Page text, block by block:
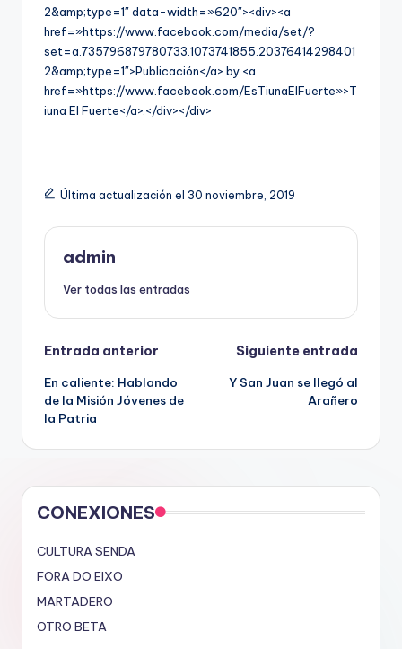
2&amp;type=1″ data-width=»620″><div><a
href=»https://www.facebook.com/media/set/?
set=a.735796879780733.1073741855.20376414298401
2&amp;type=1″>Publicación</a> by <a
href=»https://www.facebook.com/EsTiunaElFuerte»>T
iuna El Fuerte</a>.</div></div>
Última actualización el 30 noviembre, 2019
admin
Ver todas las entradas
Navegación
de
entradas
Entrada anterior
En caliente: Hablando
de la Misión Jóvenes de
la Patria
Siguiente entrada
Y San Juan se llegó al
Arañero
CONEXIONES
CULTURA SENDA
FORA DO EIXO
MARTADERO
OTRO BETA